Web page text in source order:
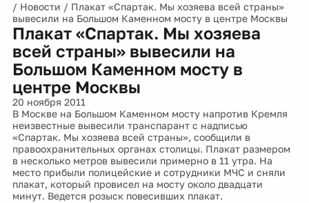
/ Новости / Плакат «Спартак. Мы хозяева всей страны»
вывесили на Большом Каменном мосту в центре Москвы
Плакат «Спартак. Мы хозяева
всей страны» вывесили на
Большом Каменном мосту в
центре Москвы
20 ноября 2011
В Москве на Большом Каменном мосту напротив Кремля
неизвестные вывесили транспарант с надписью
«Спартак. Мы хозяева всей страны», сообщили в
правоохранительных органах столицы. Плакат размером
в несколько метров вывесили примерно в 11 утра. На
место прибыли полицейские и сотрудники МЧС и сняли
плакат, который провисел на мосту около двадцати
минут. Ведется розыск повесивших плакат.